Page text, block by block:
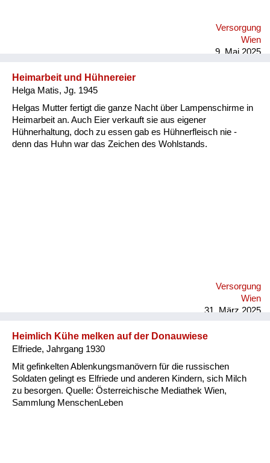
eigentlich nicht bewusst, dass da Krieg ist. Ich habe nur nicht
Versorgung
Wien
9. Mai 2025
Heimarbeit und Hühnereier
Helga Matis, Jg. 1945
Helgas Mutter fertigt die ganze Nacht über Lampenschirme in
Heimarbeit an. Auch Eier verkauft sie aus eigener
Hühnerhaltung, doch zu essen gab es Hühnerfleisch nie -
denn das Huhn war das Zeichen des Wohlstands.
Versorgung
Wien
31. März 2025
Heimlich Kühe melken auf der Donauwiese
Elfriede, Jahrgang 1930
Mit gefinkelten Ablenkungsmanövern für die russischen
Soldaten gelingt es Elfriede und anderen Kindern, sich Milch
zu besorgen. Quelle: Österreichische Mediathek Wien,
Sammlung MenschenLeben